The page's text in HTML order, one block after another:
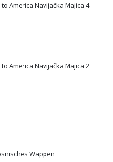
America Navijačka Majica 4
America Navijačka Majica 2
Wappen